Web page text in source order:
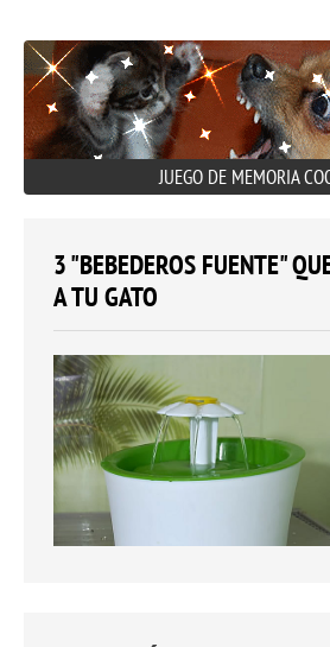
JUEGO DE MEMORIA
3 "BEBEDEROS FUENTE"
A TU GATO